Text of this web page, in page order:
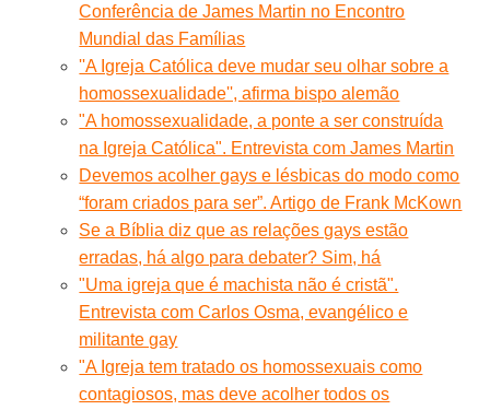
Conferência de James Martin no Encontro
Mundial das Famílias
''A Igreja Católica deve mudar seu olhar sobre a
homossexualidade'', afirma bispo alemão
"A homossexualidade, a ponte a ser construída
na Igreja Católica". Entrevista com James Martin
Devemos acolher gays e lésbicas do modo como
“foram criados para ser”. Artigo de Frank McKown
Se a Bíblia diz que as relações gays estão
erradas, há algo para debater? Sim, há
"Uma igreja que é machista não é cristã".
Entrevista com Carlos Osma, evangélico e
militante gay
"A Igreja tem tratado os homossexuais como
contagiosos, mas deve acolher todos os